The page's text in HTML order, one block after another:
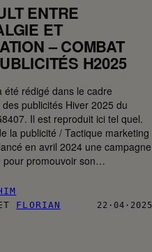
ENTRE
ET
– COMBAT
H2025
été rédigé dans le cadre
publicités Hiver 2025 du
Il est reproduit ici tel quel.
la publicité / Tactique marketing
en avril 2024 une campagne
pour promouvoir son…
FLORIAN
22·04·2025